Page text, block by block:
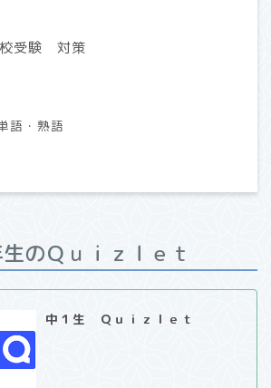
受験 対策
語・熟語
のＱｕｉｚｌｅｔ
中１生 Ｑｕｉｚｌｅｔ